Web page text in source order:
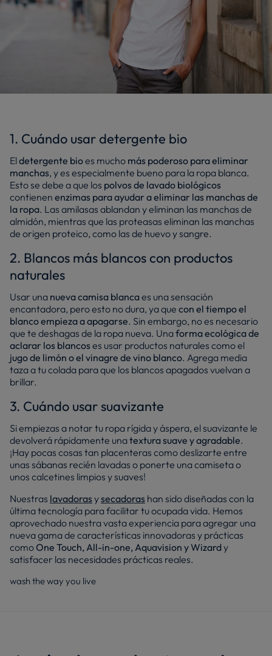
1. Cuándo usar detergente bio
Eldetergente bioes mucho más poderoso para eliminar
manchas, y es especialmente bueno para la ropa blanca.
Esto se debe a que los polvos de lavado biológicos
contienen enzimas para ayudar a eliminar las manchas de
la ropa. Las amilasas ablandan y eliminan las manchas de
almidón, mientras que las proteasas eliminan las manchas
de origen proteico, como las de huevo y sangre.
2. Blancos más blancos con productos
naturales
Usar una nueva camisa blancaes una sensación
encantadora, pero esto no dura, ya que con el tiempo el
blanco empieza a apagarse. Sin embargo, no es necesario
que te deshagas de la ropa nueva. Unaforma ecológica de
aclarar los blancoses usar productos naturales como el
jugo de limón o el vinagre de vino blanco. Agrega media
taza a tu colada para que los blancos apagados vuelvan a
brillar.
3. Cuándo usar suavizante
Si empiezas a notar tu ropa rígida y áspera, el suavizante le
devolverá rápidamente unatextura suave y agradable.
¡Hay pocas cosas tan placenteras como deslizarte entre
unas sábanas recién lavadas o ponerte una camiseta o
unos calcetines limpios y suaves!
Nuestras lavadorasysecadoras han sido diseñadas con la
última tecnología para facilitar tu ocupada vida. Hemos
aprovechado nuestra vasta experiencia para agregar una
nueva gama de características innovadoras y prácticas
comoOne Touch, All-in-one, Aquavision y Wizardy
satisfacer las necesidades prácticas reales.
wash the way you live